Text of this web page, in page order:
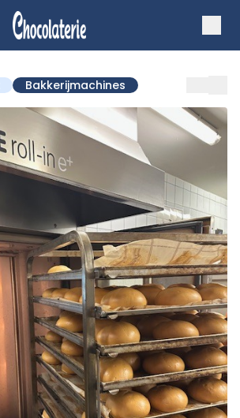
Bakkerijmachines